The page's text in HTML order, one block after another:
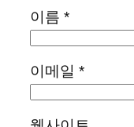
이름 *
이메일 *